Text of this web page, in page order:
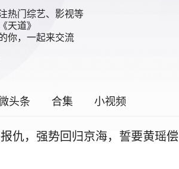
热门综艺、影视等
天道》
你，一起来交流
头条 合集 小视频
仇，强势回归京海，誓要黄瑶偿